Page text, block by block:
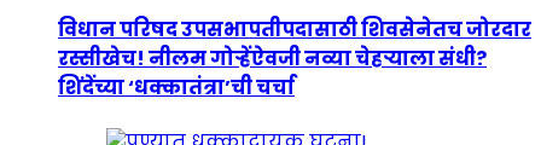
विधान परिषद उपसभापतीपदासाठी शिवसेनेतच जोरदार
रस्सीखेच! नीलम गोऱ्हेंऐवजी नव्या चेहऱ्याला संधी?
शिंदेंच्या ‘धक्कातंत्रा’ची चर्चा